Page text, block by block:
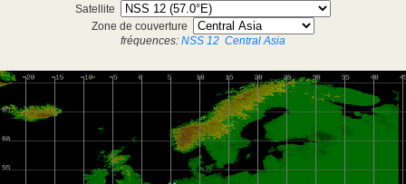
Satellite
Zone de couverture
fréquences: NSS 12 Central Asia